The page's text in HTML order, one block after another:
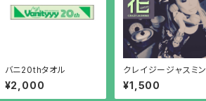
バニ20thタオル
¥2,000
クレイジージャスミン
（CD）テレフォン盤
¥1,500